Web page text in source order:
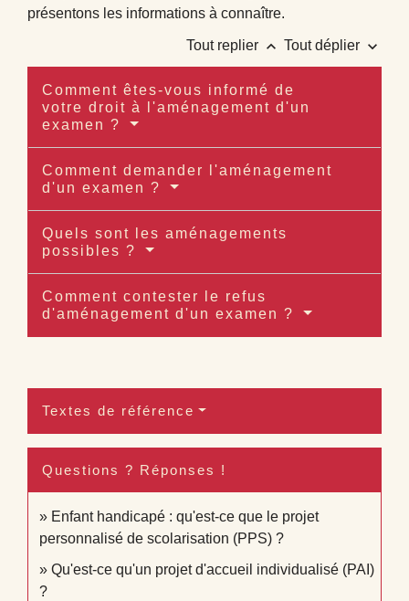
présentons les informations à connaître.
Tout replier keyboard_arrow_up Tout déplier keyboard_arrow_down
Comment êtes-vous informé de
votre droit à l'aménagement d'un
examen ?
Comment demander l'aménagement
d'un examen ?
Quels sont les aménagements
possibles ?
Comment contester le refus
d'aménagement d'un examen ?
Textes de référence
Questions ? Réponses !
Enfant handicapé : qu'est-ce que le projet
personnalisé de scolarisation (PPS) ?
Qu'est-ce qu'un projet d'accueil individualisé (PAI)
?